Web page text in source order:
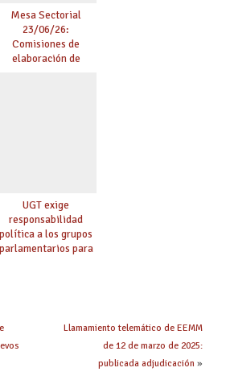
Mesa Sectorial
23/06/26:
Comisiones de
elaboración de
UGT exige
responsabilidad
política a los grupos
parlamentarios para
Llamamiento telemático de EEMM
de 12 de marzo de 2025:
publicada adjudicación »